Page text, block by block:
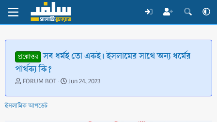
প্রশ্নোত্তর সব ধর্মই তো একই। ইসলামের সাথে অন্য ধর্মের
পার্থক্য কি?
T
r
e
FORUM BOT
S
a
Jun 24, 2023
ইসলামিক আপডেট